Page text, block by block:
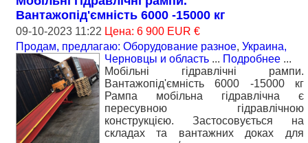
Вантажопід'ємність 6000 -15000 кг
09-10-2023 11:22 Цена: 6 900 EUR €
Продам, предлагаю: Оборудование разное, Украина,
Черновцы и область ... Подробнее ...
Мобільні гідравлічні рампи.
Вантажопід'ємність 6000 -15000 кг
Рампа мобільна гідравлічна є
пересувною гідравлічною
конструкцією. Застосовується на
складах та вантажних доках для